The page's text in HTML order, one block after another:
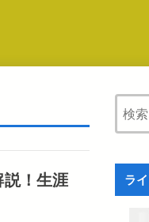
！生涯
ラ